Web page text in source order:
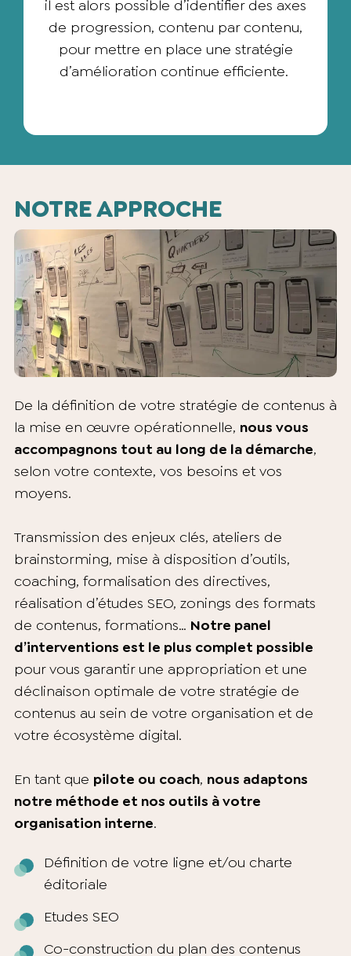
il est alors possible d’identifier des axes
de progression, contenu par contenu,
pour mettre en place une stratégie
d’amélioration continue efficiente.
NOTRE APPROCHE
De la définition de votre stratégie de contenus à
la mise en œuvre opérationnelle, nous vous
accompagnons tout au long de la démarche,
selon votre contexte, vos besoins et vos
moyens.
Transmission des enjeux clés, ateliers de
brainstorming, mise à disposition d’outils,
coaching, formalisation des directives,
réalisation d’études SEO, zonings des formats
de contenus, formations… Notre panel
d’interventions est le plus complet possible
pour vous garantir une appropriation et une
déclinaison optimale de votre stratégie de
contenus au sein de votre organisation et de
votre écosystème digital.
En tant que pilote ou coach, nous adaptons
notre méthode et nos outils à votre
organisation interne.
Définition de votre ligne et/ou charte
éditoriale
Etudes SEO
Co-construction du plan des contenus